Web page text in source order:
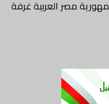
مصر العربية غرفة